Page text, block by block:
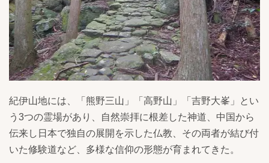
紀伊山地には、「熊野三山」「高野山」「吉野大峯」とい
う3つの霊場があり、自然崇拝に根差した神道、中国から
伝来し日本で独自の展開を示した仏教、その両者が結び付
いた修験道など、多様な信仰の形態が育まれてきた。